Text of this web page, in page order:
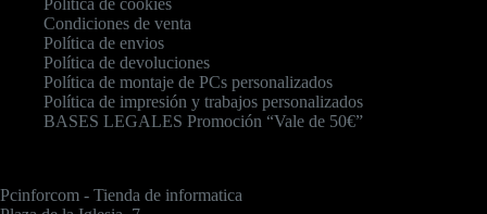
Política de cookies
Condiciones de venta
Política de envios
Política de devoluciones
Política de montaje de PCs personalizados
Política de impresión y trabajos personalizados
BASES LEGALES Promoción “Vale de 50€”
Pcinforcom - Tienda de informatica